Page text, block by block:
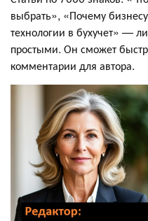
выбрать», «Почему
технологии в бухучет» —
простыми. Он сможет
комментарии для автора.